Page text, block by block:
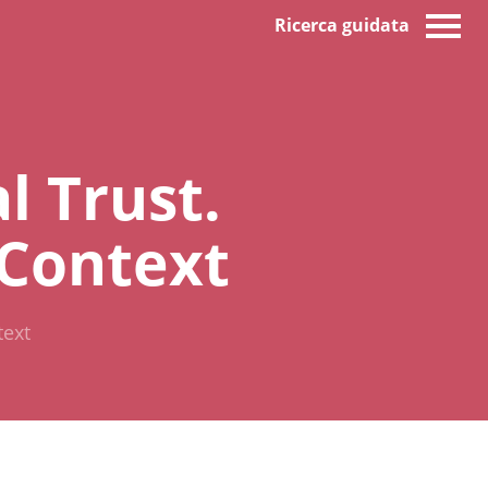
Ricerca guidata
Trust.